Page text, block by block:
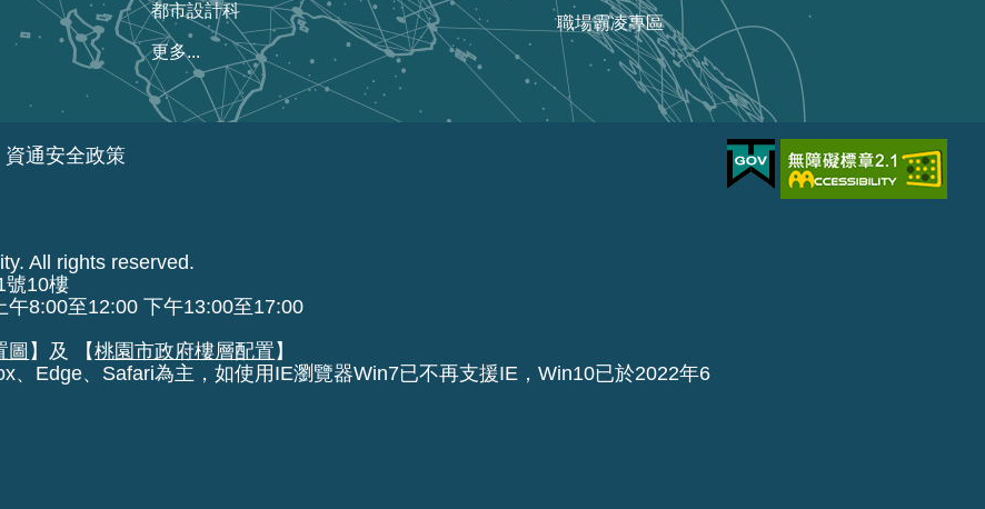
都市設計科
更多...
職場霸凌專區
資通安全政策
All rights reserved.
號10樓
午8:00至12:00 下午13:00至17:00
圖 】及 【桃園市政府樓層配置 】
、Edge、Safari為主，如使用IE瀏覽器Win7已不再支援IE，Win10已於2022年6